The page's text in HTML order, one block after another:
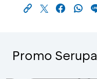
Promo Serupa